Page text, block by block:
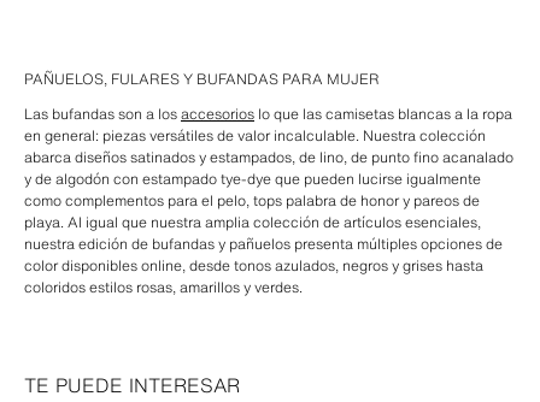
PAÑUELOS, FULARES Y BUFANDAS PARA MUJER
Las bufandas son a losaccesorios lo que las camisetas blancas a la ropa
en general: piezas versátiles de valor incalculable. Nuestra colección
abarca diseños satinados y estampados, de lino, de punto fino acanalado
y de algodón con estampado tye-dye que pueden lucirse igualmente
como complementos para el pelo, tops palabra de honor y pareos de
playa. Al igual que nuestra amplia colección de artículos esenciales,
nuestra edición de bufandas y pañuelos presenta múltiples opciones de
color disponibles online, desde tonos azulados, negros y grises hasta
coloridos estilos rosas, amarillos y verdes.
TE PUEDE INTERESAR